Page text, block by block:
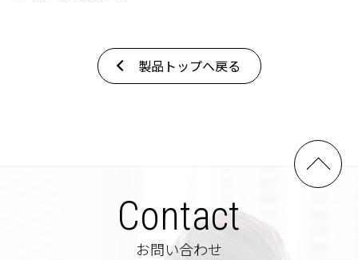
製品トップへ戻る
Contact
お問い合わせ